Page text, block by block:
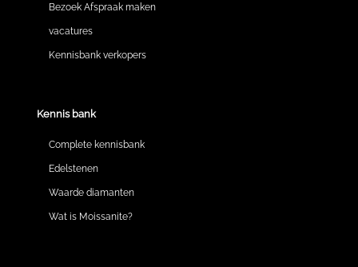
Bezoek Afspraak maken
vacatures
Kennisbank verkopers
Kennis bank
Complete kennisbank
Edelstenen
Waarde diamanten
Wat is Moissanite?